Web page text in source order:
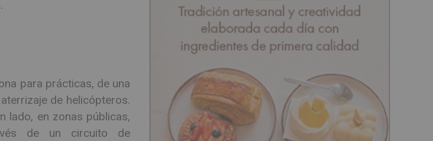
para prácticas, de una
de helicópteros.
lado, en zonas públicas,
de un circuito de